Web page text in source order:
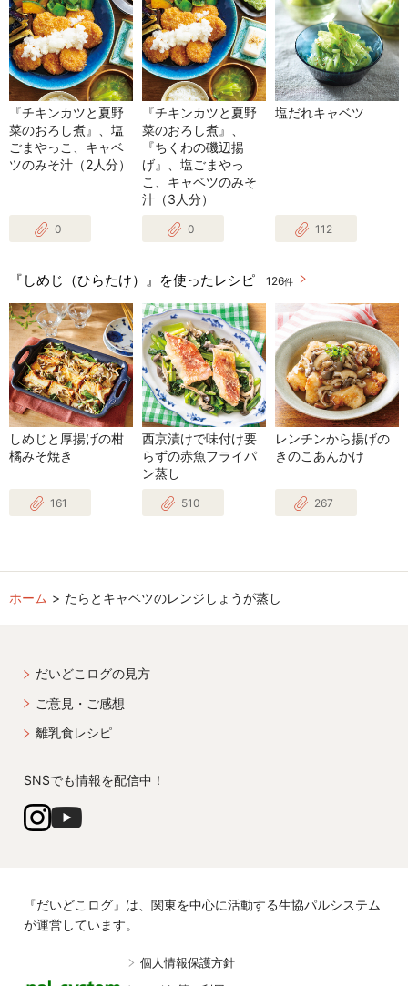
『チキンカツと夏野
菜のおろし煮』、塩
ごまやっこ、キャベ
ツのみそ汁（2人分）
0
『チキンカツと夏野
菜のおろし煮』、
『ちくわの磯辺揚
げ』、塩ごまやっ
こ、キャベツのみそ
汁（3人分）
0
塩だれキャベツ
112
『しめじ（ひらたけ）』を使ったレシピ 126件
しめじと厚揚げの柑
橘みそ焼き
161
西京漬けで味付け要
らずの赤魚フライパ
ン蒸し
510
レンチンから揚げの
きのこあんかけ
267
ホーム たらとキャベツのレンジしょうが蒸し
だいどこログの見方
ご意見・ご感想
離乳食レシピ
SNSでも情報を配信中！
『だいどこログ』は、関東を中心に活動する生協パルシステム
が運営しています。
個人情報保護方針